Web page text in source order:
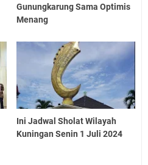
Gunungkarung Sama Optimis
Menang
Ini Jadwal Sholat Wilayah
Kuningan Senin 1 Juli 2024